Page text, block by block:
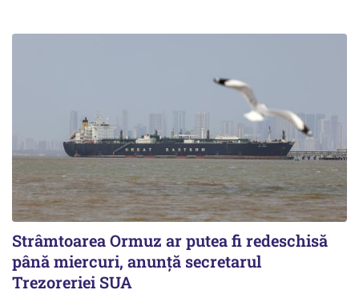
Strâmtoarea Ormuz ar putea fi redeschisă
până miercuri, anunță secretarul
Trezoreriei SUA